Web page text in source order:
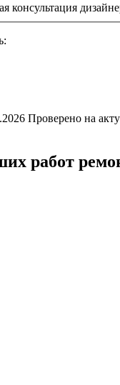
консультация
Проверено на
работ